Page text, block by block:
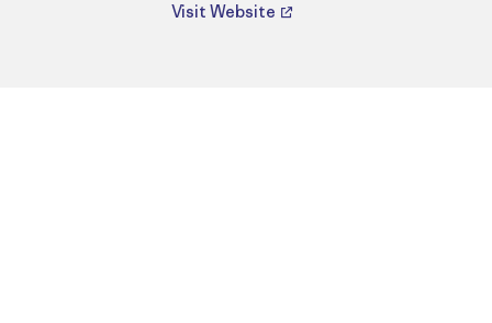
Visit Website